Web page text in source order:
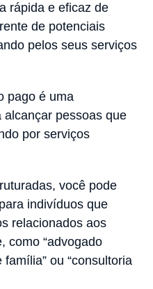
rápida e eficaz de
de potenciais
pelos seus serviços
pago é uma
pessoas que
por serviços
você pode
indivíduos que
relacionados aos
como “advogado
família” ou “consultoria